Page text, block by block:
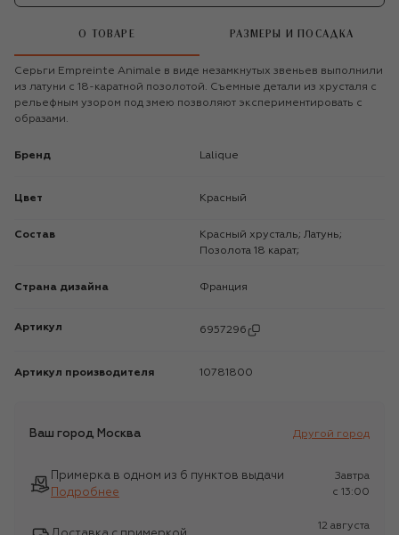
О ТОВАРЕ РАЗМЕРЫ И ПОСАДКА
Серьги Empreinte Animale в виде незамкнутых звеньев выполнили
из латуни с 18-каратной позолотой. Съемные детали из хрусталя с
рельефным узором под змею позволяют экспериментировать с
образами.
Бренд Lalique
Цвет Красный
Состав
Красный хрусталь; Латунь;
Позолота 18 карат;
Страна дизайна Франция
Артикул 6957296
Артикул производителя 10781800
Ваш город Москва Другой город
Примерка в одном из 6 пунктов выдачи
Подробнее
Завтра
c 13:00
12 августа